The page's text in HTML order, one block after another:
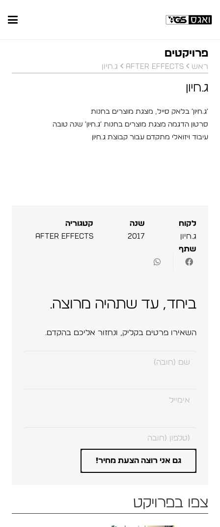
פרויקטים
ראש AFTER EFFECTS ג.חיון
ג.חיון
׳ג.חיון׳ בלאק סייל, מצגת מוצרים בחנות
סרטון הדגמה מצגת מוצרים בחנות ׳ג.חיון׳ שנה טובה
עיבוד ויזואלי מתקדם עבור קבוצת ג.חיון
לקוח
ג.חיון
שנה
2017
קטגוריה
AFTER EFFECTS
שתף
ביחד, עד שתהיה מרוצה.
השאירו פרטים בקליק, ונחזור אליכם בהקדם.
צפו בפרויקט